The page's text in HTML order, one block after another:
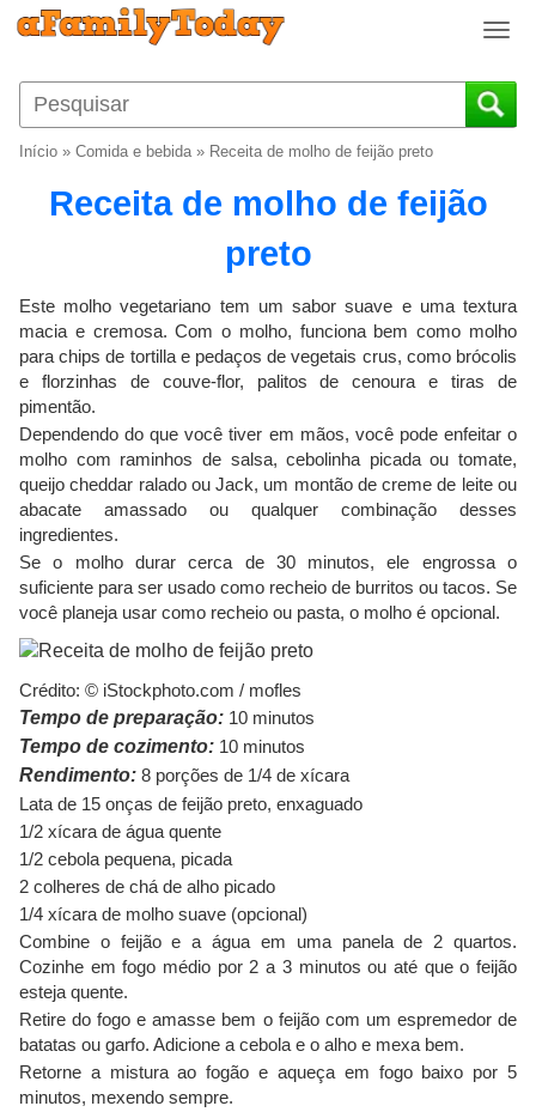
T
g
g
a
t
i
n
Início » Comida e bebida» Receita de molho de feijão preto
Receita de molho de feijão
preto
Este molho vegetariano tem um sabor suave e uma textura
macia e cremosa. Com o molho, funciona bem como molho
para chips de tortilla e pedaços de vegetais crus, como brócolis
e florzinhas de couve-flor, palitos de cenoura e tiras de
pimentão.
Dependendo do que você tiver em mãos, você pode enfeitar o
molho com raminhos de salsa, cebolinha picada ou tomate,
queijo cheddar ralado ou Jack, um montão de creme de leite ou
abacate amassado ou qualquer combinação desses
ingredientes.
Se o molho durar cerca de 30 minutos, ele engrossa o
suficiente para ser usado como recheio de burritos ou tacos. Se
você planeja usar como recheio ou pasta, o molho é opcional.
Crédito: © iStockphoto.com / mofles
Tempo de preparação: 10 minutos
Tempo de cozimento: 10 minutos
Rendimento: 8 porções de 1/4 de xícara
Lata de 15 onças de feijão preto, enxaguado
1/2 xícara de água quente
1/2 cebola pequena, picada
2 colheres de chá de alho picado
1/4 xícara de molho suave (opcional)
Combine o feijão e a água em uma panela de 2 quartos.
Cozinhe em fogo médio por 2 a 3 minutos ou até que o feijão
esteja quente.
Retire do fogo e amasse bem o feijão com um espremedor de
batatas ou garfo. Adicione a cebola e o alho e mexa bem.
Retorne a mistura ao fogão e aqueça em fogo baixo por 5
minutos, mexendo sempre.